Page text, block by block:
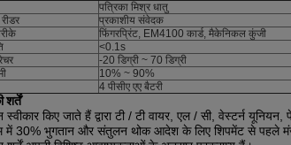
पत्रिका मिश्र धातु
प्रकाशीय संवेदक
फिंगरप्रिंट, EM4100 कार्ड, मैकेनिकल कुंजी
<0.1s
-20 डिग्री ~ 70 डिग्री
10% ~ 90%
4 पीसीए एए बैटरी
शर्तें
स्वीकार किए जाते हैं द्वारा टी / टी वायर, एल / सी, वेस्टर्न
में 30% भुगतान और संतुलन थोक आदेश के लिए शिपमेंट से पहले